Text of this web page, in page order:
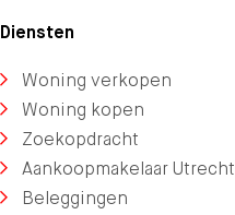
Diensten
Woning verkopen
Woning kopen
Zoekopdracht
Aankoopmakelaar Utrecht
Beleggingen